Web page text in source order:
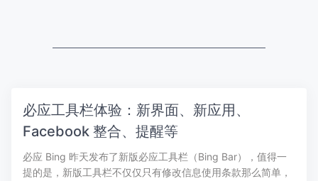
必应工具栏体验：新界面、新应用、
Facebook 整合、提醒等
必应 Bing 昨天发布了新版必应工具栏（Bing Bar），值得一
提的是，新版工具栏不仅仅只有修改信息使用条款那么简单，